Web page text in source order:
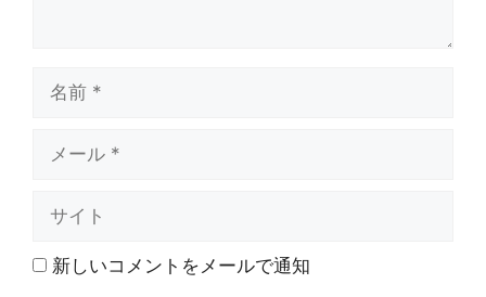
ト 新しいコメントをメールで通知